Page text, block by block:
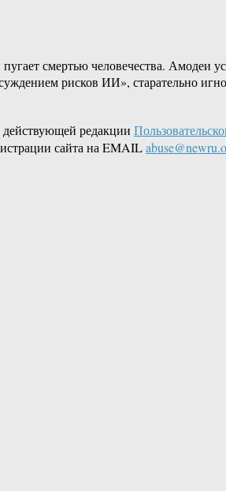
смертью человечества. Амодеи
рисков ИИ», старательно
редакции
сайта на EMAIL